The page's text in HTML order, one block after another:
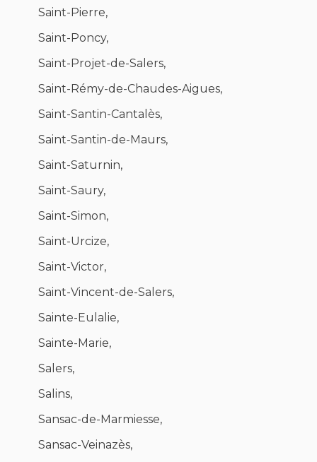
Saint-Pierre,
Saint-Poncy,
Saint-Projet-de-Salers,
Saint-Rémy-de-Chaudes-Aigues,
Saint-Santin-Cantalès,
Saint-Santin-de-Maurs,
Saint-Saturnin,
Saint-Saury,
Saint-Simon,
Saint-Urcize,
Saint-Victor,
Saint-Vincent-de-Salers,
Sainte-Eulalie,
Sainte-Marie,
Salers,
Salins,
Sansac-de-Marmiesse,
Sansac-Veinazès,